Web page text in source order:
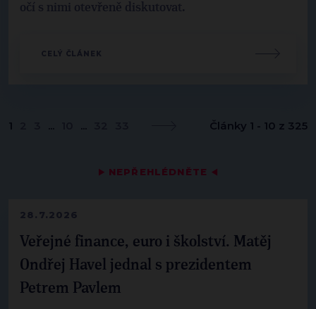
▶ NEPŘEHLÉDNĚTE ◀
28.7.2026
Veřejné finance, euro i školství. Matěj
Ondřej Havel jednal s prezidentem
Petrem Pavlem
očí s nimi otevřeně diskutovat.
CELÝ ČLÁNEK
1 ... ... Články 1 - 10 z 325